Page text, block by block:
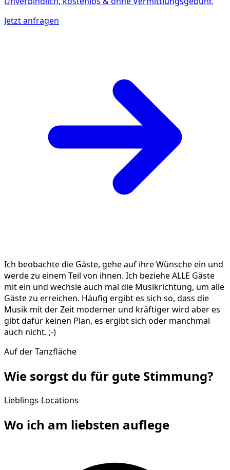
Jetzt anfragen
Ich beobachte die Gäste, gehe auf ihre Wünsche ein und
werde zu einem Teil von ihnen. Ich beziehe ALLE Gäste
mit ein und wechsle auch mal die Musikrichtung, um alle
Gäste zu erreichen. Häufig ergibt es sich so, dass die
Musik mit der Zeit moderner und kräftiger wird aber es
gibt dafür keinen Plan, es ergibt sich oder manchmal
auch nicht. ;-)
Auf der Tanzfläche
Wie sorgst du für gute Stimmung?
Lieblings-Locations
Wo ich am liebsten auflege